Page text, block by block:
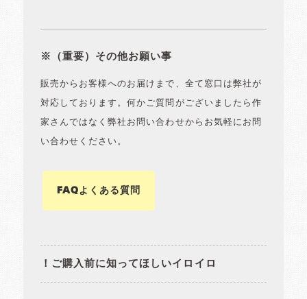
※（重要）その他お願い事
販売からお客様へのお届けまで、全て窓口は弊社が
対応しております。何かご質問がございましたら作
家さんではなく弊社お問い合わせからお気軽にお問
い合わせください。
FAQよくある質問
！ご購入前に知ってほしいイロイロ